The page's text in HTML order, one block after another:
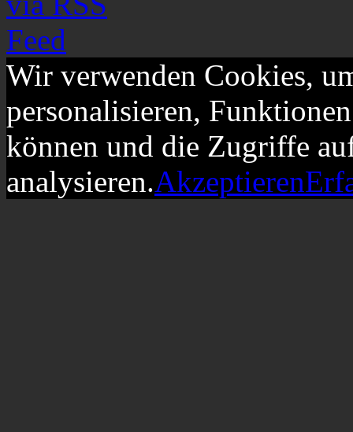
Wir verwenden Cookies,
personalisieren,
können und die Zugriffe
analysieren.Akzeptieren